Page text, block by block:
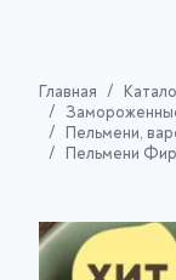
Главная
Пельмени,
Пельмени